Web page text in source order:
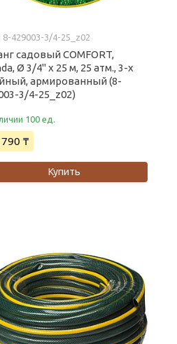
8-429003-3/4-25_z02
садовый COMFORT,
Ø 3/4" х 25 м, 25 атм., 3-х
армированный (8-
3/4-25_z02)
100 ед.
₸
Купить